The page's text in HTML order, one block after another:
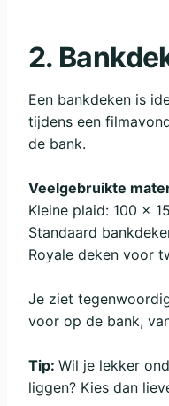
2.
Een bankdeken is
tijdens een
de bank.
Veelgebruikte
Kleine plaid: 100 x
Standaard
Royale deken voor
Je ziet
voor op de bank,
Tip: Wil je lekker
liggen? Kies dan